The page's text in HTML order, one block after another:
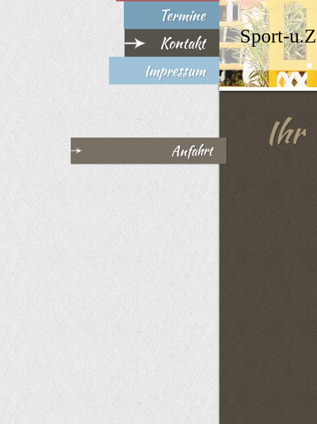
Termine
Kontakt
Impressum
Anfahrt
Sport-
Ihr